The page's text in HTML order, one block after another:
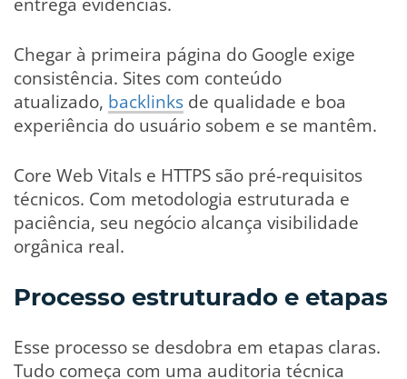
Chegar à primeira página do Google exige
consistência. Sites com conteúdo
atualizado, backlinks de qualidade e boa
experiência do usuário sobem e se mantêm.
Core Web Vitals e HTTPS são pré-requisitos
técnicos. Com metodologia estruturada e
paciência, seu negócio alcança visibilidade
orgânica real.
Processo estruturado e etapas
Esse processo se desdobra em etapas claras.
Tudo começa com uma auditoria técnica